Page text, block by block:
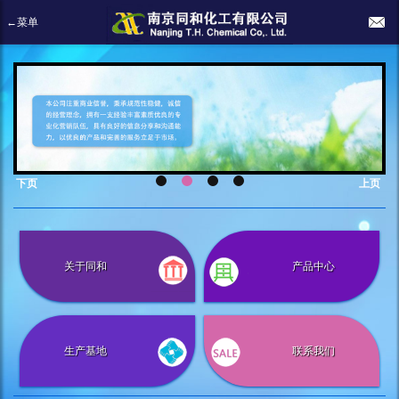
←菜单
上页
下页
关于同和 产品中心
生产基地 联系我们